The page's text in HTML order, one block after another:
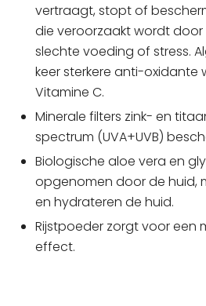
vertraagt, stopt of
die veroorzaakt wordt door
slechte voeding of stress.
keer sterkere anti-oxidante
Vitamine C.
Minerale filters zink- en
spectrum (UVA+UVB)
Biologische aloe vera en
opgenomen door de huid,
en hydrateren de huid.
Rijstpoeder zorgt voor een
effect.